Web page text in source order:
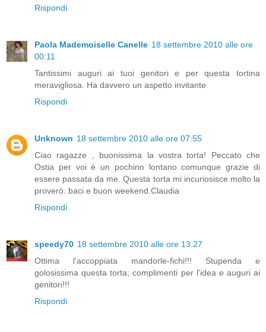
Rispondi
Paola Mademoiselle Canelle 18 settembre 2010 alle ore
00:11
Tantissimi auguri ai tuoi genitori e per questa tortina
meravigliosa. Ha davvero un aspetto invitante
Rispondi
Unknown 18 settembre 2010 alle ore 07:55
Ciao ragazze , buonissima la vostra torta! Peccato che
Ostia per voi è un pochino lontano comunque grazie di
essere passata da me. Questa torta mi incuriosisce molto la
proverò. baci e buon weekend.Claudia
Rispondi
speedy70 18 settembre 2010 alle ore 13:27
Ottima l'accoppiata mandorle-fichi!!! Stupenda e
golosissima questa torta; complimenti per l'idea e auguri ai
genitori!!!
Rispondi